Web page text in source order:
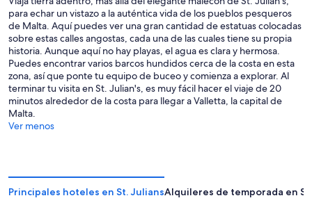
para echar un vistazo a la auténtica vida de los pueblos pesqueros
de Malta. Aquí puedes ver una gran cantidad de estatuas colocadas
sobre estas calles angostas, cada una de las cuales tiene su propia
historia. Aunque aquí no hay playas, el agua es clara y hermosa.
Puedes encontrar varios barcos hundidos cerca de la costa en esta
zona, así que ponte tu equipo de buceo y comienza a explorar. Al
terminar tu visita en St. Julian's, es muy fácil hacer el viaje de 20
minutos alrededor de la costa para llegar a Valletta, la capital de
Malta.
Ver menos
Principales hoteles en St. JuliansAlquileres de temporada en